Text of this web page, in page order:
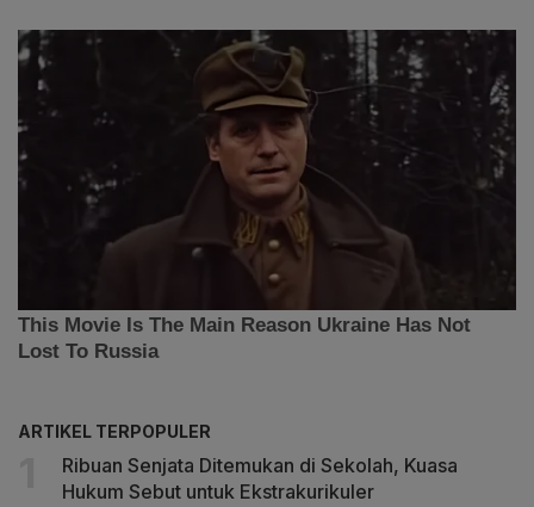
ARTIKEL TERPOPULER
Ribuan Senjata Ditemukan di Sekolah, Kuasa
Hukum Sebut untuk Ekstrakurikuler